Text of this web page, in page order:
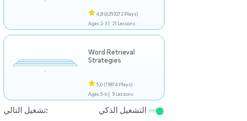
4,8(6293272 Plays)
Ages 2-3 | 21 Lessons
Word Retrieval
Strategies
5,0 (11874 Plays)
Ages 5-6 | 5 Lessons
تشغيل التالي: